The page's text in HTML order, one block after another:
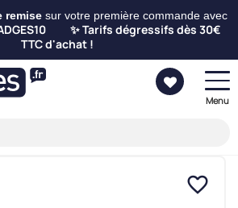
remisesur votre première commande avec
✨ Tarifs dégressifs dès 30€
TTC d'achat !
Menu
favorite_border